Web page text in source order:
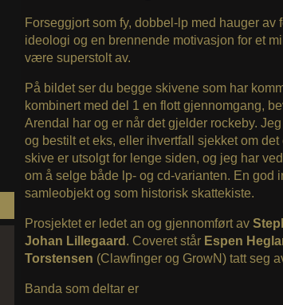
Forseggjort som fy, dobbel-lp med hauger av
ideologi og en brennende motivasjon for et
være superstolt av.
På bildet ser du begge skivene som har
kombinert med del 1 en flott gjennomgang,
Arendal har og er når det gjelder rockeby.
og bestilt et eks, eller ihvertfall sjekket om
skive er utsolgt for lenge siden, og jeg har
om å selge både lp- og cd-varianten. En god
samleobjekt og som historisk skattekiste.
Prosjektet er ledet an og gjennomført av
Johan Lillegaard . Coveret står Espen
Torstensen (Clawfinger og GrowN) tatt seg
Banda som deltar er